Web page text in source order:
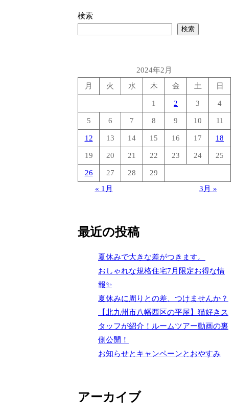
検索
検索
2024年2月
月
火 水 木 金 土 日
1 2 3 4
5 6 7 8 9 10 11
12 13 14 15 16 17 18
19 20 21 22 23 24 25
26 27 28
29
« 1月
3月 »
最近の投稿
夏休みで大きな差がつきます。
おしゃれな規格住宅7月限定お得な情
報✨
夏休みに周りとの差、つけませんか？
【北九州市八幡西区の平屋】猫好きス
タッフが紹介！ルームツアー動画の裏
側公開！
お知らせとキャンペーンとおやすみ
アーカイブ